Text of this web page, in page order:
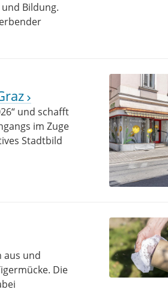
Bildung.
und schafft
im Zuge
Stadtbild
aus und
Die